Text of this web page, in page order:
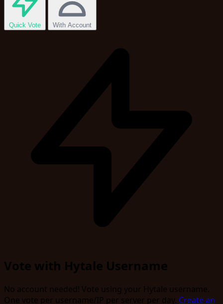
Quick Vote With Account
Vote with Hytale Username
No account needed! Vote using your Hytale username.
One vote per username/IP per server per day. Create an